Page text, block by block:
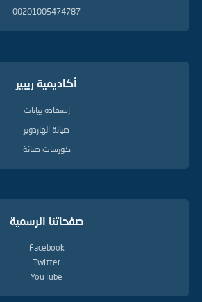
00201005474787
أكاديمية ريبير
إستعادة بيانات
صيانة الهاردوير
كورسات صيانة
صفحاتنا الرسمية
Facebook
Twitter
YouTube